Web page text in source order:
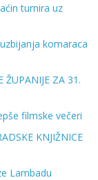
turnira uz
komaraca
ŽUPANIJE ZA 31.
filmske večeri
KNJIŽNICE
Lambadu